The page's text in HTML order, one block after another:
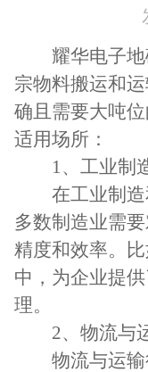
耀华电子地磅
宗物料搬运和
确且需要大吨
适用场所：
1、工业制
在工业制造和
多数制造业需
精度和效率。
中，为企业提
理。
2、物流与
物流与运输行